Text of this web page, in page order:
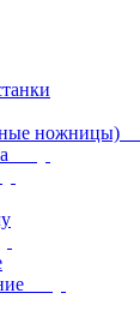
ножницы)